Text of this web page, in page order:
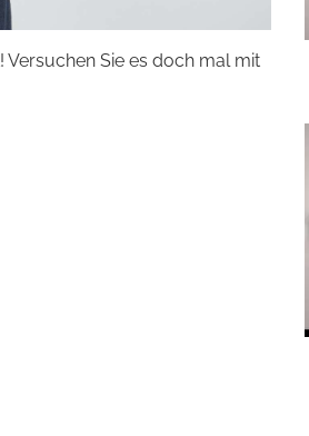
Sie es doch mal mit